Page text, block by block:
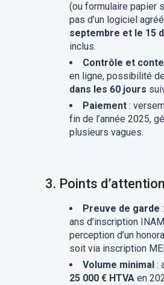
(ou formulaire papier
pas d’un logiciel
septembre et le 15
inclus.
Contrôle et
en ligne, possibilité de
dans les 60 jours
Paiement:
fin de l’année 2025,
plusieurs vagues.
3. Points d’attention
Preuve de garde
ans d’inscription
perception d’un
soit via inscription
Volume minimal:
25 000 € HTVAen